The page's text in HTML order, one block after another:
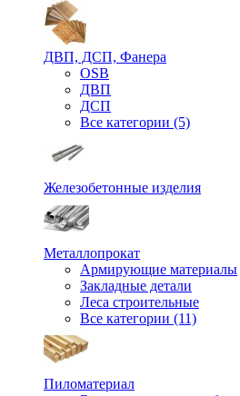
ДВП, ДСП, Фанера
OSB
ДВП
ДСП
Все категории (5)
Железобетонные изделия
Металлопрокат
Армирующие материалы
Закладные детали
Леса строительные
Все категории (11)
Пиломатериал